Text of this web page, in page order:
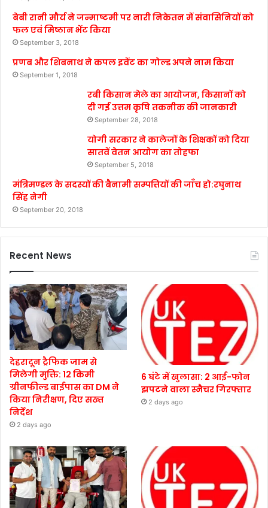
बेबी रानी मौर्य ने जन्माष्टमी पर नारी निकेतन में संवासिनियों को
फल एवं मिष्ठान भेंट किया
September 3, 2018
प्रणब और शिबनाथ ने कपल इवेंट का गोल्ड अपने नाम किया
September 1, 2018
रबी किसान मेले का आयोजन, किसानों को
दी गई उत्तम कृषि तकनीक की जानकारी
September 28, 2018
योगी सरकार ने कालेजों के शिक्षकों को दिया
सातवें वेतन आयोग का तोहफा
September 5, 2018
मंत्रिमण्डल के सदस्यों की बैनामी सम्पत्तियों की जाँच हो:रघुनाथ
सिंह नेगी
September 20, 2018
Recent News
देहरादून ट्रैफिक जाम से
मिलेगी मुक्ति: 12 किमी
ग्रीनफील्ड बाईपास का DM ने
किया निरीक्षण, दिए सख्त
निर्देश
2 days ago
6 घंटे में खुलासा: 2 आई-फोन
झपटने वाला स्नैचर गिरफ्तार
2 days ago